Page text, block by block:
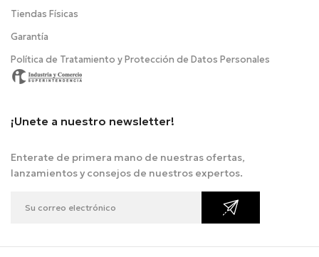
Tiendas Físicas
Garantía
Política de Tratamiento y Protección de Datos Personales
¡Unete a nuestro newsletter!
Enterate de primera mano de nuestras ofertas,
lanzamientos y consejos de nuestros expertos.